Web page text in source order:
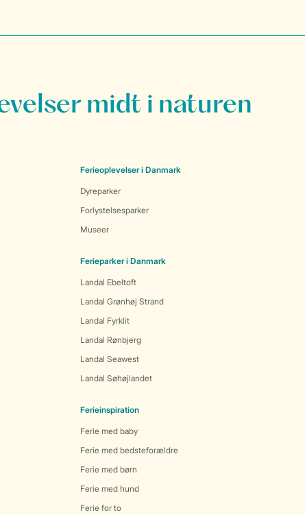
midt i naturen
Ferieoplevelser i Danmark
Dyreparker
Forlystelsesparker
Museer
Ferieparker i Danmark
Landal Ebeltoft
Landal Grønhøj Strand
Landal Fyrklit
Landal Rønbjerg
Landal Seawest
Landal Søhøjlandet
Ferieinspiration
Ferie med baby
Ferie med bedsteforældre
Ferie med børn
Ferie med hund
Ferie for to